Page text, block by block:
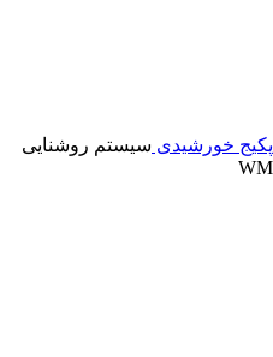
پکیج خورشیدی سیستم روشنایی